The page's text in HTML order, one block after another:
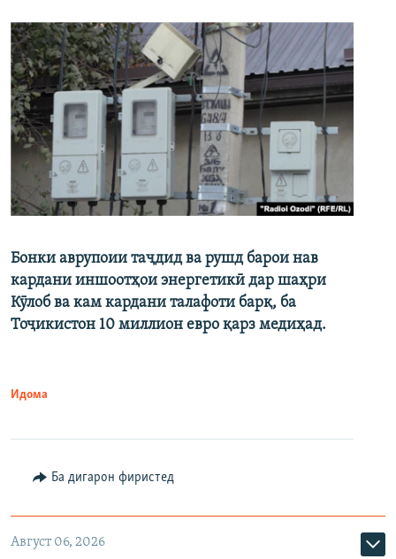
Бонки аврупоии таҷдид ва рушд барои нав
кардани иншоотҳои энергетикӣ дар шаҳри
Кӯлоб ва кам кардани талафоти барқ, ба
Тоҷикистон 10 миллион евро қарз медиҳад.
Идома
Ба дигарон фиристед
Август 06, 2026